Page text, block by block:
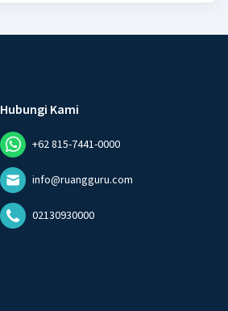
Hubungi Kami
+62 815-7441-0000
info@ruangguru.com
02130930000